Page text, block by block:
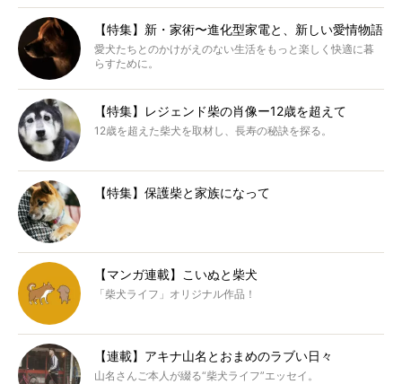
【特集】新・家術〜進化型家電と、新しい愛情物語
愛犬たちとのかけがえのない生活をもっと楽しく快適に暮
らすために。
【特集】レジェンド柴の肖像ー12歳を超えて
12歳を超えた柴犬を取材し、長寿の秘訣を探る。
【特集】保護柴と家族になって
【マンガ連載】こいぬと柴犬
「柴犬ライフ」オリジナル作品！
【連載】アキナ山名とおまめのラブい日々
山名さんご本人が綴る“柴犬ライフ”エッセイ。